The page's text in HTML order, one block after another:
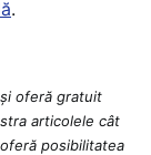
.
oferă gratuit
articolele cât
posibilitatea